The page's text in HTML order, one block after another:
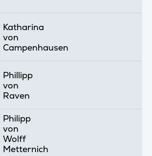
Katharina
von
Campenhausen
Phillipp
von
Raven
Philipp
von
Wolff
Metternich